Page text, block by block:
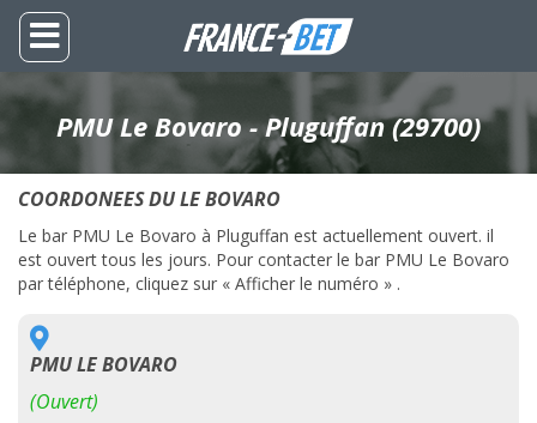
PMU Le Bovaro - Pluguffan (29700)
COORDONEES DU LE BOVARO
Le bar PMU Le Bovaro à Pluguffan est actuellement ouvert. il
est ouvert tous les jours. Pour contacter le bar PMU Le Bovaro
par téléphone, cliquez sur « Afficher le numéro » .
PMU LE BOVARO
(Ouvert)